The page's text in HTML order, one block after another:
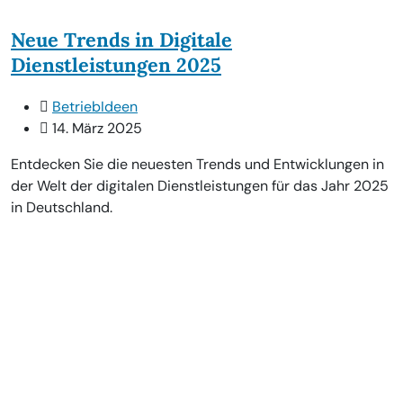
Neue Trends in Digitale
Dienstleistungen 2025
BetriebIdeen
14. März 2025
Entdecken Sie die neuesten Trends und Entwicklungen in
der Welt der digitalen Dienstleistungen für das Jahr 2025
in Deutschland.